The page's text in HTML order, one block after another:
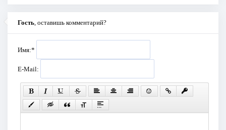
Гость , оставишь комментарий?
Имя:*
E-Mail: